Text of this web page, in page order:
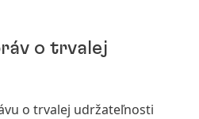
o trvalej
o trvalej udržateľnosti